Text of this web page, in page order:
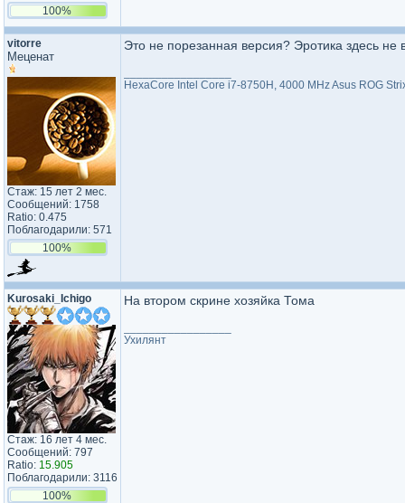
100%
vitorre
Меценат
Стаж: 15 лет 2 мес.
Сообщений: 1758
Ratio: 0.475
Поблагодарили: 571
100%
Это не порезанная версия? Эротика здесь не
HexaCore Intel Core i7-8750H, 4000 MHz Asus ROG
Kurosaki_Ichigo
Стаж: 16 лет 4 мес.
Сообщений: 797
Ratio: 15.905
Поблагодарили: 3116
100%
На втором скрине хозяйка Тома
Ухилянт